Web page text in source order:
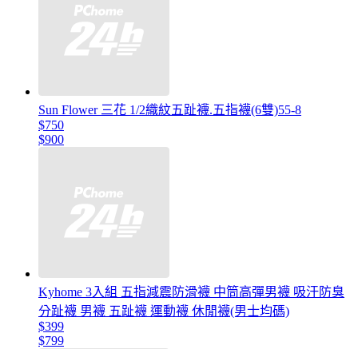
Sun Flower 三花 1/2織紋五趾襪.五指襪(6雙)55-8
$750
$900
Kyhome 3入組 五指減震防滑襪 中筒高彈男襪 吸汗防臭
分趾襪 男襪 五趾襪 運動襪 休閒襪(男士均碼)
$399
$799